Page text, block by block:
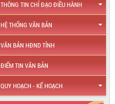
THÔNG TIN CHỈ ĐẠO ĐIỀU HÀNH
HỆ THỐNG VĂN BẢN
VĂN BẢN HĐND TỈNH
ĐIỂM TIN VĂN BẢN
QUY HOẠCH - KẾ HOẠCH